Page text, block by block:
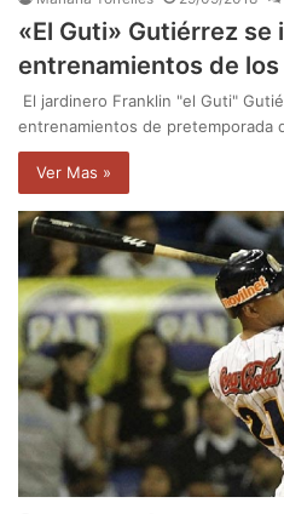
«El Guti» Gutiérrez se
entrenamientos de
El jardinero Franklin "el Guti"
entrenamientos de pretemporada
Ver Mas »